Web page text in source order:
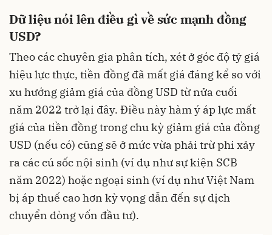
Dữ liệu nói lên điều gì về sức mạnh đồng
USD?
Theo các chuyên gia phân tích, xét ở góc độ tỷ giá
hiệu lực thực, tiền đồng đã mất giá đáng kể so với
xu hướng giảm giá của đồng USD từ nửa cuối
năm 2022 trở lại đây. Điều này hàm ý áp lực mất
giá của tiền đồng trong chu kỳ giảm giá của đồng
USD (nếu có) cũng sẽ ở mức vừa phải trừ phi xảy
ra các cú sốc nội sinh (ví dụ như sự kiện SCB
năm 2022) hoặc ngoại sinh (ví dụ như Việt Nam
bị áp thuế cao hơn kỳ vọng dẫn đến sự dịch
chuyển dòng vốn đầu tư).